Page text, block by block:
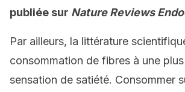
publiée sur Nature Reviews
Par ailleurs, la littérature
consommation de fibres à une
sensation de satiété. Consommer